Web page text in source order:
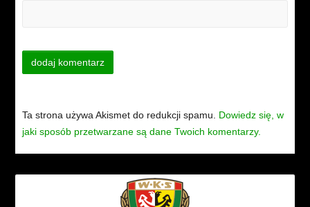
Ta strona używa Akismet do redukcji spamu. Dowiedz się, w
jaki sposób przetwarzane są dane Twoich komentarzy.